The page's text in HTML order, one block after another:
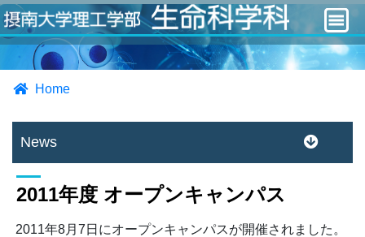
Home
News
2011年度 オープンキャンパス
2011年8月7日にオープンキャンパスが開催されました。